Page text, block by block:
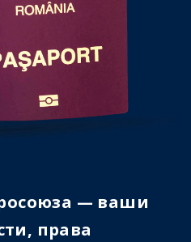
— ваши
права